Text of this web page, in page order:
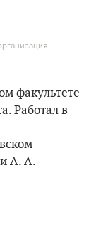
факультете
Работал в
А. А.